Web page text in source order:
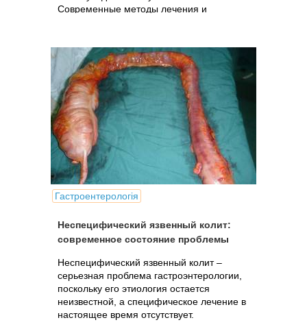
Современные методы лечения и
Гастроентерологія
Неспецифический язвенный колит:
современное состояние проблемы
Неспецифический язвенный колит –
серьезная проблема гастроэнтерологии,
поскольку его этиология остается
неизвестной, а специфическое лечение в
настоящее время отсутствует.